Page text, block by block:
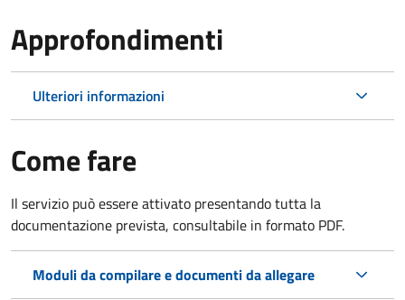
Approfondimenti
Ulteriori informazioni
Come fare
Il servizio può essere attivato presentando tutta la
documentazione prevista, consultabile in formato PDF.
Moduli da compilare e documenti da allegare